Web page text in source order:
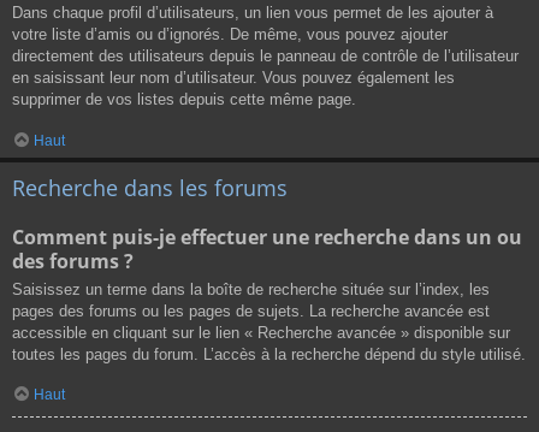
Dans chaque profil d’utilisateurs, un lien vous permet de les ajouter à
votre liste d’amis ou d’ignorés. De même, vous pouvez ajouter
directement des utilisateurs depuis le panneau de contrôle de l’utilisateur
en saisissant leur nom d’utilisateur. Vous pouvez également les
supprimer de vos listes depuis cette même page.
Haut
Recherche dans les forums
Comment puis-je effectuer une recherche dans un ou
des forums ?
Saisissez un terme dans la boîte de recherche située sur l’index, les
pages des forums ou les pages de sujets. La recherche avancée est
accessible en cliquant sur le lien « Recherche avancée » disponible sur
toutes les pages du forum. L’accès à la recherche dépend du style utilisé.
Haut